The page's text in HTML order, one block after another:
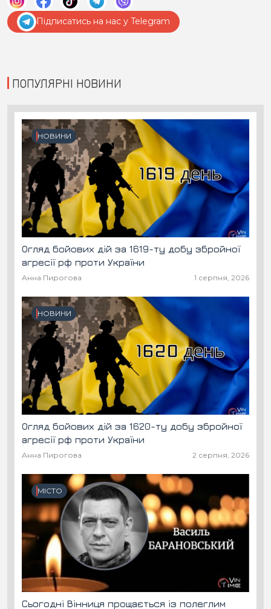
Підписатись на нас у Telegram
ПОПУЛЯРНІ НОВИНИ
НОВИНИ
Огляд бойових дій за 1619-ту добу збройної
агресії рф проти України
Анна Пирогова 1 серпня, 2026
НОВИНИ
Огляд бойових дій за 1620-ту добу збройної
агресії рф проти України
Анна Пирогова 2 серпня, 2026
МІСТО
Сьогодні Вінниця прощається із полеглим